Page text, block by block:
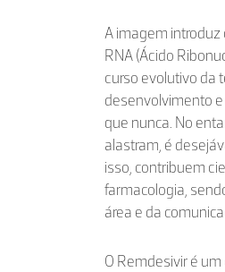
A imagem
RNA (Ácido
curso evolutivo da
desenvolvimento
que nunca. No
alastram, é
isso, contribuem
farmacologia,
área e da
O Remdesivir é